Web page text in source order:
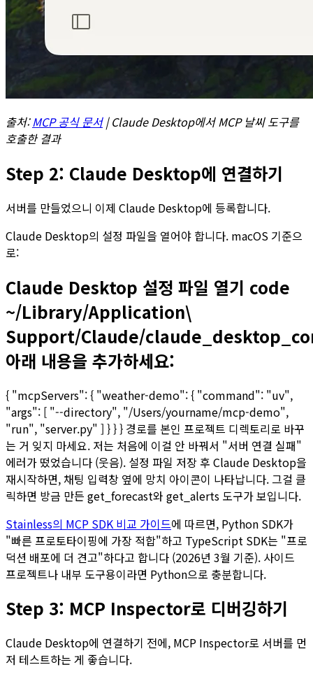
출처:MCP 공식 문서| Claude Desktop에서 MCP 날씨 도구를
호출한 결과
Step 2: Claude Desktop에 연결하기
서버를 만들었으니 이제 Claude Desktop에 등록합니다.
Claude Desktop의 설정 파일을 열어야 합니다. macOS 기준으
로:
Claude Desktop 설정 파일 열기 code
~/Library/Application\
Support/Claude/
아래 내용을 추가하세요:
{ "mcpServers": { "weather-demo": { "command": "uv",
"args": [ "--directory", "/Users/yourname/mcp-demo",
"run", "server.py" ] } } } 경로를 본인 프로젝트 디렉토리로 바꾸
는 거 잊지 마세요. 저는 처음에 이걸 안 바꿔서 "서버 연결 실패"
에러가 떴었습니다 (웃음). 설정 파일 저장 후 Claude Desktop을
재시작하면, 채팅 입력창 옆에 망치 아이콘이 나타납니다. 그걸 클
릭하면 방금 만든 get_forecast와 get_alerts 도구가 보입니다.
Stainless의 MCP SDK 비교 가이드에 따르면, Python SDK가
"빠른 프로토타이핑에 가장 적합"하고 TypeScript SDK는 "프로
덕션 배포에 더 견고"하다고 합니다 (2026년 3월 기준). 사이드
프로젝트나 내부 도구용이라면 Python으로 충분합니다.
Step 3: MCP Inspector로 디버깅하기
Claude Desktop에 연결하기 전에, MCP Inspector로 서버를 먼
저 테스트하는 게 좋습니다.